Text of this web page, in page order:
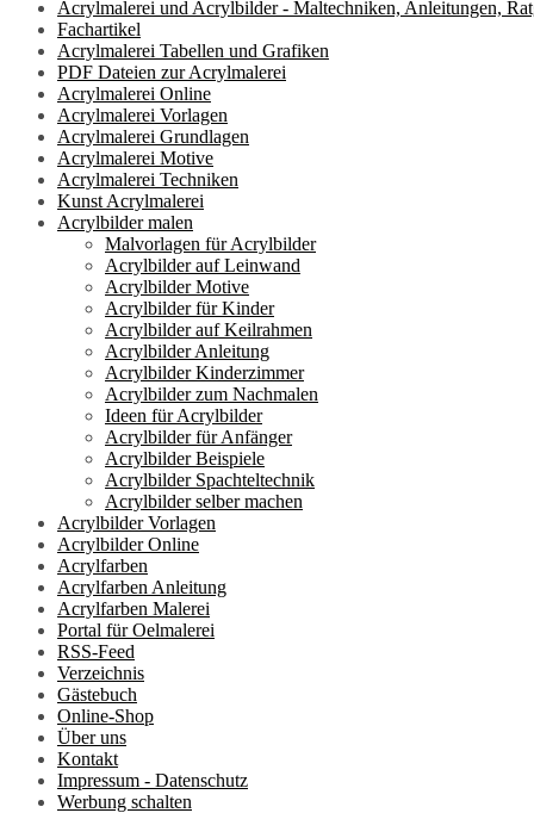
Acrylmalerei und Acrylbilder - Maltechniken, Anleitungen,
Fachartikel
Acrylmalerei Tabellen und Grafiken
PDF Dateien zur Acrylmalerei
Acrylmalerei Online
Acrylmalerei Vorlagen
Acrylmalerei Grundlagen
Acrylmalerei Motive
Acrylmalerei Techniken
Kunst Acrylmalerei
Acrylbilder malen
Malvorlagen für Acrylbilder
Acrylbilder auf Leinwand
Acrylbilder Motive
Acrylbilder für Kinder
Acrylbilder auf Keilrahmen
Acrylbilder Anleitung
Acrylbilder Kinderzimmer
Acrylbilder zum Nachmalen
Ideen für Acrylbilder
Acrylbilder für Anfänger
Acrylbilder Beispiele
Acrylbilder Spachteltechnik
Acrylbilder selber machen
Acrylbilder Vorlagen
Acrylbilder Online
Acrylfarben
Acrylfarben Anleitung
Acrylfarben Malerei
Portal für Oelmalerei
RSS-Feed
Verzeichnis
Gästebuch
Online-Shop
Über uns
Kontakt
Impressum - Datenschutz
Werbung schalten